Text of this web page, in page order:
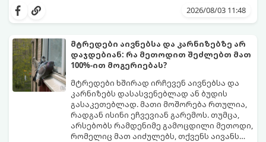
2026/08/03 11:48
მტრედები აივნებსა და კარნიზებზე არ
დაჯდებიან: რა მეთოდით შეძლებთ მათ
100%-ით მოგერიებას?
მტრედები ხშირად ირჩევენ აივნებსა და
კარნიზებს დასასვენებლად ან ბუდის
გასაკეთებლად. მათი მოშორება რთულია,
რადგან ისინი ეჩვევიან გარემოს. თუმცა,
არსებობს რამდენიმე გამოცდილი მეთოდი,
რომელიც მათ აიძულებს, თქვენს აივანს